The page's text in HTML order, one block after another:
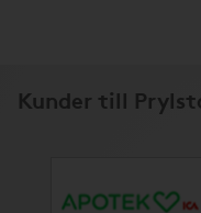
Kunder till